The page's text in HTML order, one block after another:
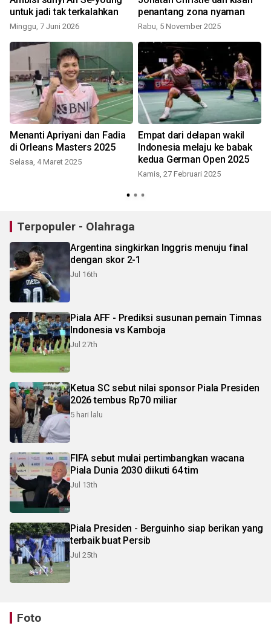
untuk jadi tak terkalahkan
Minggu, 7 Juni 2026
penantang zona nyaman
Rabu, 5 November 2025
Menanti Apriyani dan Fadia
di Orleans Masters 2025
Selasa, 4 Maret 2025
Empat dari delapan wakil
Indonesia melaju ke babak
kedua German Open 2025
Kamis, 27 Februari 2025
Terpopuler - Olahraga
Argentina singkirkan Inggris menuju final
dengan skor 2-1
Jul 16th
Piala AFF - Prediksi susunan pemain Timnas
Indonesia vs Kamboja
Jul 27th
Ketua SC sebut nilai sponsor Piala Presiden
2026 tembus Rp70 miliar
5 hari lalu
FIFA sebut mulai pertimbangkan wacana
Piala Dunia 2030 diikuti 64 tim
Jul 13th
Piala Presiden - Berguinho siap berikan yang
terbaik buat Persib
Jul 25th
Foto